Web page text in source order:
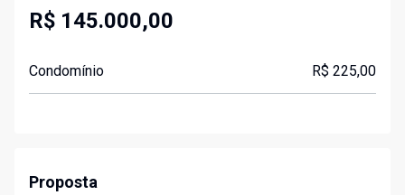
R$ 145.000,00
Condomínio R$ 225,00
Proposta